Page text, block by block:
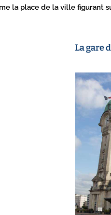
la place de la ville figurant
La gare